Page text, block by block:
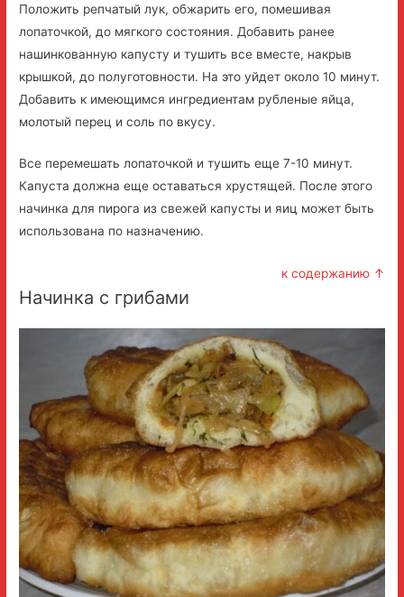
Положить репчатый лук, обжарить его, помешивая
лопаточкой, до мягкого состояния. Добавить ранее
нашинкованную капусту и тушить все вместе, накрыв
крышкой, до полуготовности. На это уйдет около 10 минут.
Добавить к имеющимся ингредиентам рубленые яйца,
молотый перец и соль по вкусу.
Все перемешать лопаточкой и тушить еще 7-10 минут.
Капуста должна еще оставаться хрустящей. После этого
начинка для пирога из свежей капусты и яиц может быть
использована по назначению.
к содержанию ↑
Начинка с грибами